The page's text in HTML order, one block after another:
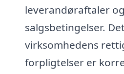
leverandøraftaler
salgsbetingelser.
virksomhedens
forpligtelser er